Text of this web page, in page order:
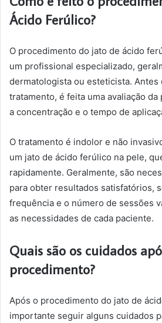
Ácido Ferúlico?
O procedimento do jato de ácido
um profissional especializado,
dermatologista ou esteticista. Antes
tratamento, é feita uma avaliação
a concentração e o tempo de
O tratamento é indolor e não
um jato de ácido ferúlico na pele,
rapidamente. Geralmente, são
para obter resultados satisfatórios,
frequência e o número de sessões
as necessidades de cada paciente.
Quais são os cuidados
procedimento?
Após o procedimento do jato de
importante seguir alguns cuidados